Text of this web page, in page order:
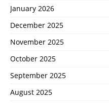
January 2026
December 2025
November 2025
October 2025
September 2025
August 2025